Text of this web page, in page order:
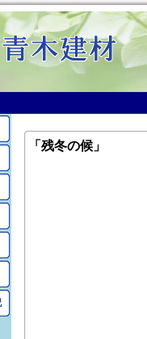
「残冬の候」